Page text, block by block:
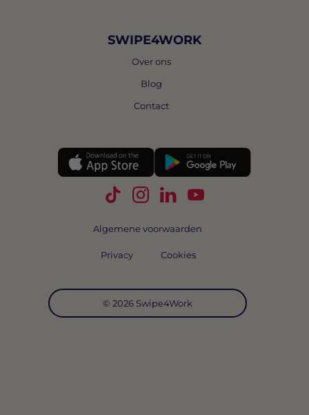
SWIPE4WORK
Over ons
Blog
Contact
Volg Swipe4Work op TikTok
Volg Swipe4Work op
Volg Swipe4Work op
Volg Swipe4Work
© 2026 Swipe4Work
Algemene voorwaarden
Privacy Cookies